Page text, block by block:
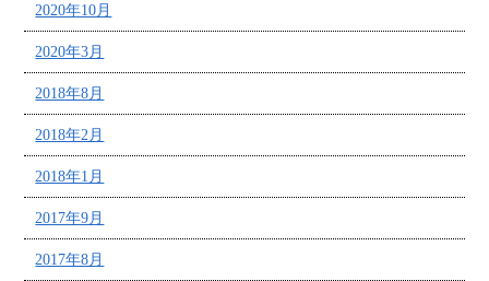
2020年10月
2020年3月
2018年8月
2018年2月
2018年1月
2017年9月
2017年8月